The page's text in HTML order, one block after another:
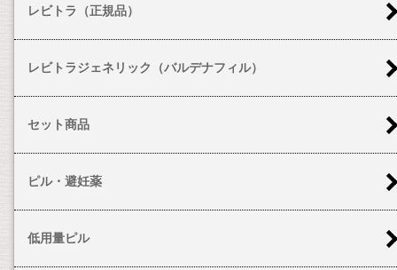
レビトラ（正規品）
レビトラジェネリック（バルデナフィル）
セット商品
ピル・避妊薬
低用量ピル